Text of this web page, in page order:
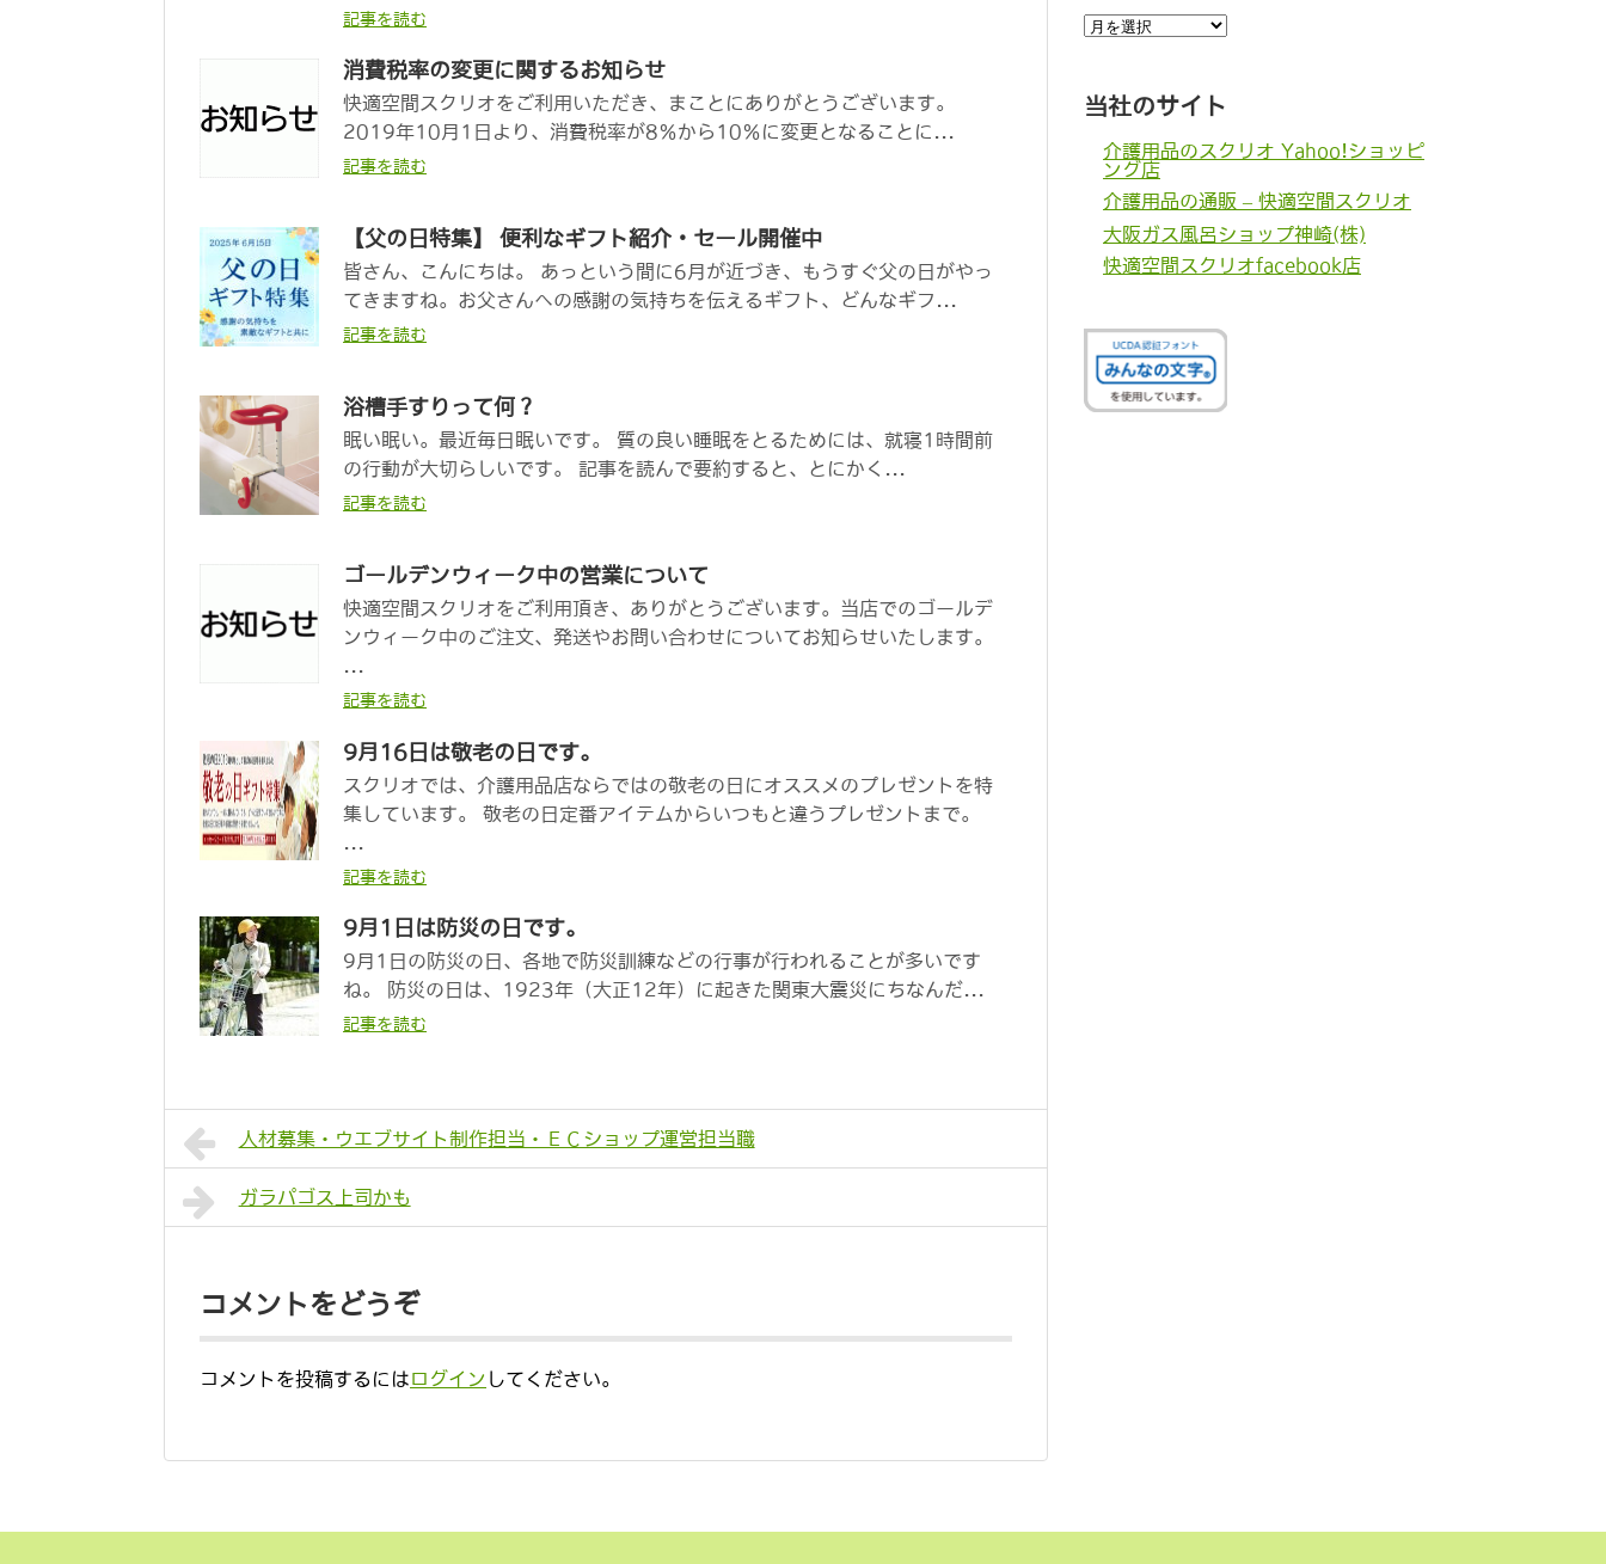
記事を読む
消費税率の変更に関するお知らせ
快適空間スクリオをご利用いただき、まことにありがとうございます。
2019年10月1日より、消費税率が8％から10％に変更となることに...
記事を読む
【父の日特集】 便利なギフト紹介・セール開催中
皆さん、こんにちは。 あっという間に6月が近づき、もうすぐ父の日がやっ
てきますね。お父さんへの感謝の気持ちを伝えるギフト、どんなギフ...
記事を読む
浴槽手すりって何？
眠い眠い。最近毎日眠いです。 質の良い睡眠をとるためには、就寝1時間前
の行動が大切らしいです。 記事を読んで要約すると、とにかく...
記事を読む
ゴールデンウィーク中の営業について
快適空間スクリオをご利用頂き、ありがとうございます。当店でのゴールデ
ンウィーク中のご注文、発送やお問い合わせについてお知らせいたします。
...
記事を読む
9月16日は敬老の日です。
スクリオでは、介護用品店ならではの敬老の日にオススメのプレゼントを特
集しています。 敬老の日定番アイテムからいつもと違うプレゼントまで。
記事を読む
9月1日は防災の日です。
9月1日の防災の日、各地で防災訓練などの行事が行われることが多いです
ね。 防災の日は、1923年（大正12年）に起きた関東大震災にちなんだ...
記事を読む
人材募集・ウエブサイト制作担当・ＥＣショップ運営担当職
ガラパゴス上司かも
コメントをどうぞ
コメントを投稿するにはログイン してください。
過
去
事
当社のサイト
介護用品のスクリオ Yahoo!ショッピ
ング店
介護用品の通販 – 快適空間スクリオ
大阪ガス風呂ショップ神崎(株)
快適空間スクリオfacebook店